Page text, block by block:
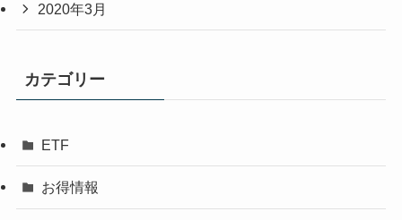
2020年3月
カテゴリー
ETF
お得情報